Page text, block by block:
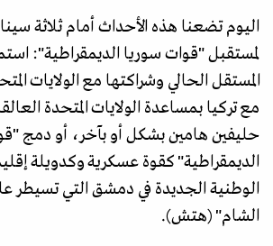
اليوم تضعنا هذه الأحداث أمام ثلاثة
لمستقبل "قوات سوريا الديمقراطية":
المستقل الحالي وشراكتها مع الولايات
مع تركيا بمساعدة الولايات المتحدة
حليفين هامين بشكل أو بآخر، أو دمج
الديمقراطية" كقوة عسكرية وكدويلة
الوطنية الجديدة في دمشق التي تسيطر
الشام" (هتش).